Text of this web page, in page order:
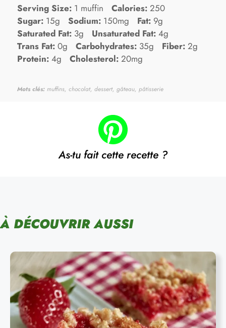
Serving Size: 1 muffin Calories: 250
Sugar: 15g Sodium: 150mg Fat: 9g
Saturated Fat: 3g Unsaturated Fat: 4g
Trans Fat: 0g Carbohydrates: 35g Fiber: 2g
Protein: 4g Cholesterol: 20mg
Mots clés: muffins, chocolat, dessert, gâteau, pâtisserie
As-tu fait cette recette ?
À DÉCOUVRIR AUSSI